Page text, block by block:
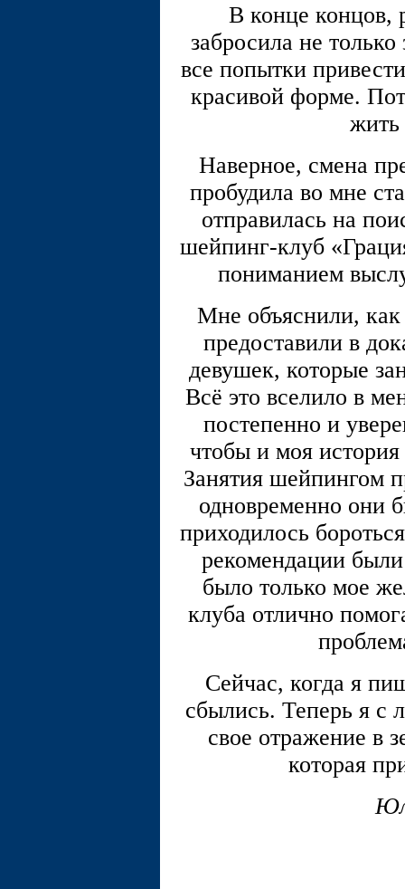
В конце концов,
забросила не
все попытки
красивой форме.
Наверное, смена
пробудила во мне
отправилась на
шейпинг-клуб
пониманием
Мне объяснили, как
предоставили в
девушек, которые
Всё это вселило в
постепенно и
чтобы и моя
Занятия шейпингом
одновременно они
приходилось
рекомендации
было только мое
клуба отлично
Сейчас, когда я
сбылись. Теперь я с
свое отражение в
которая